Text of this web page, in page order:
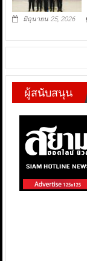
มิถุนายน 25, 2026
ผู้สนับสนุน